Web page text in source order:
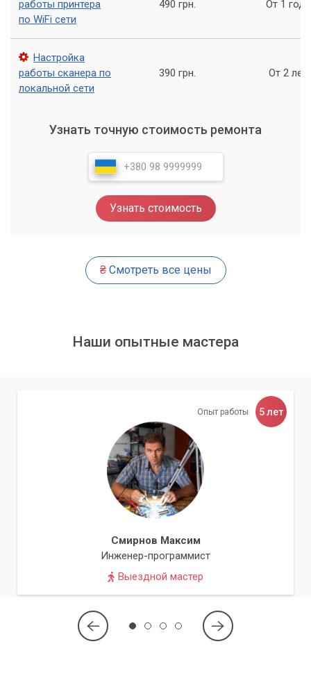
работы принтера
по WiFi сети
490 грн. От 1 года
Настройка
работы сканера по
локальной сети
390 грн. От 2 лет
Узнать точную стоимость ремонта
Узнать стоимость
₴Смотреть все цены
Наши опытные мастера
Опыт работы 5 лет
Смирнов Максим
Инженер-программист
Выездной мастер